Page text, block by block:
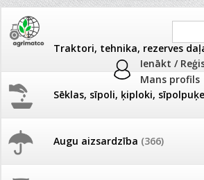
Ienākt /
Mans profils
Traktori, tehnika, rezerves
Sēklas, sīpoli, ķiploki,
Augu aizsardzība (366)
JAUNUMI
Pašlasīšanas vietu katalogs